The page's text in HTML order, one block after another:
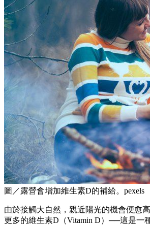
圖／露營會增加維生素D的補給。pexels
由於接觸大自然，親近陽光的機會便愈
更多的維生素D（Vitamin D）──這是一